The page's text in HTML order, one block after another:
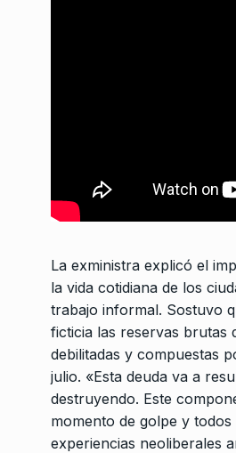
La exministra explicó el
la vida cotidiana de los
trabajo informal. Sostuvo
ficticia las reservas brutas
debilitadas y compuestas
julio. «Esta deuda va a
destruyendo. Este
momento de golpe y
experiencias neoliberales